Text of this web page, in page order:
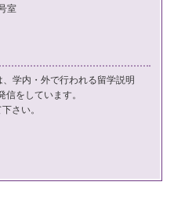
室
学内・外で行われる留学説明
をしています。
さい。